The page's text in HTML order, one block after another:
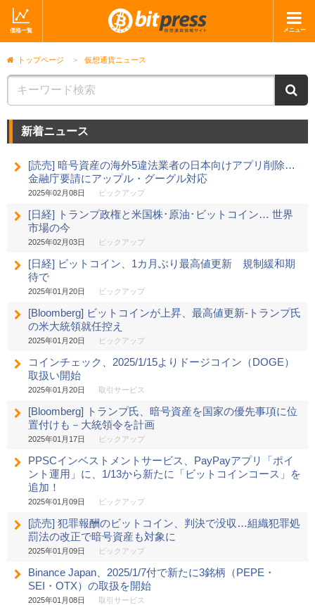
価格一覧 メニュー
ホーム
取引会社
ショップ
トップページ > 仮想通貨ニュース
新着ニュース
[読売] 暗号資産の海外5違法業者の日本向けアプリ削除…
金融庁要請にアップル・グーグル対応
2025年02月08日 ピックアップ
[日経] トランプ政権と米国株･原油･ビットコイン… 世界
市場の今
2025年02月03日 ピックアップ
[日経] ビットコイン、1カ月ぶり最高値更新 規制緩和期
待で
2025年01月20日 ピックアップ
[Bloomberg] ビットコインが上昇、最高値更新-トランプ氏
の米大統領就任控え
2025年01月20日 ピックアップ
コインチェック、2025/1/15よりドージコイン（DOGE）
取扱い開始
2025年01月20日 取引サービス
[Bloomberg] トランプ氏、暗号資産を国家の優先事項に位
置付けも－大統領令を計画
2025年01月17日 ピックアップ
PPSCインベストメントサービス、PayPayアプリ「ポイ
ント運用」に、1/13から新たに「ビットコインコース」を
追加！
2025年01月09日 ピックアップ
[読売] 犯罪報酬のビットコイン、判決で没収…組織犯罪処
罰法の改正で暗号資産も対象に
2025年01月09日 ピックアップ
Binance Japan、2025/1/7付で新たに3銘柄（PEPE・
SEI・OTX）の取扱を開始
2025年01月08日 取引サービス